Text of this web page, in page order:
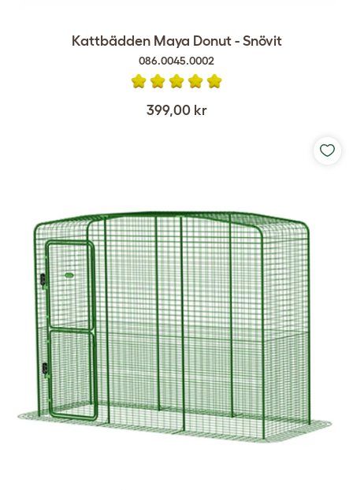
Kattbädden Maya Donut - Snövit
086.0045.0002
399,00 kr